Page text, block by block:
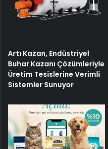
Artı Kazan, Endüstriyel
Buhar Kazanı Çözümleriyle
Üretim Tesislerine Verimli
Sistemler Sunuyor